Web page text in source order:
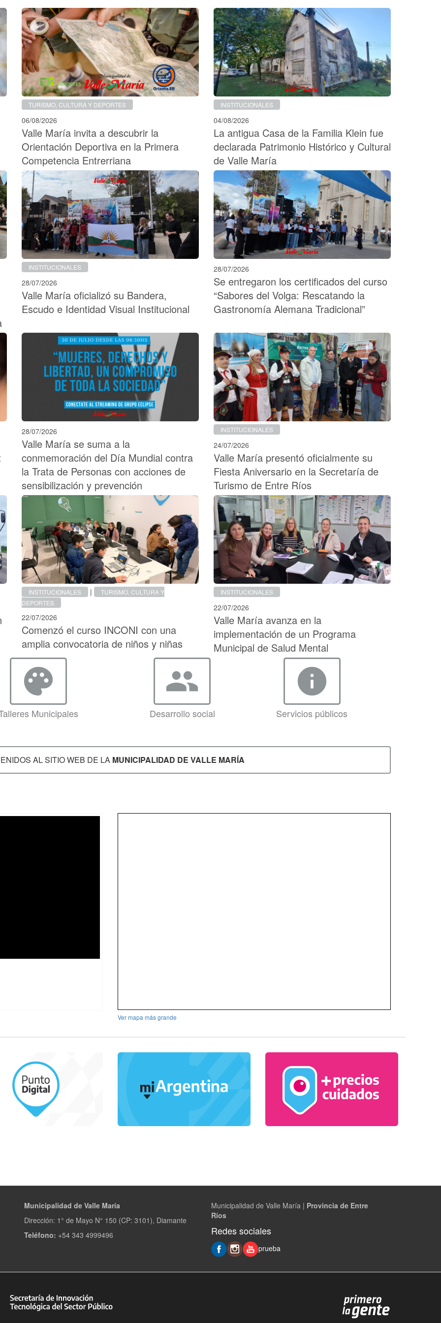
TURISMO, CULTURA Y DEPORTES
06/08/2026
Valle María invita a descubrir la
Orientación Deportiva en la Primera
Competencia Entrerriana
INSTITUCIONALES
04/08/2026
La antigua Casa de la Familia Klein fue
declarada Patrimonio Histórico y Cultural
de Valle María
INSTITUCIONALES
28/07/2026
Valle María oficializó su Bandera,
Escudo e Identidad Visual Institucional
28/07/2026
Se entregaron los certificados del curso
“Sabores del Volga: Rescatando la
Gastronomía Alemana Tradicional”
28/07/2026
Valle María se suma a la
conmemoración del Día Mundial contra
la Trata de Personas con acciones de
sensibilización y prevención
INSTITUCIONALES
24/07/2026
Valle María presentó oficialmente su
Fiesta Aniversario en la Secretaría de
Turismo de Entre Ríos
INSTITUCIONALES |
TURISMO, CULTURA Y
DEPORTES
22/07/2026
Comenzó el curso INCONI con una
amplia convocatoria de niños y niñas
INSTITUCIONALES
22/07/2026
Valle María avanza en la
implementación de un Programa
Municipal de Salud Mental
palette
Municipales
group
Desarrollo social
info
Servicios públicos
AL SITIO WEB DE LA MUNICIPALIDAD DE VALLE MARÍA
Ver mapa más grande
Municipalidad de Valle María
Dirección: 1° de Mayo N° 150 (CP: 3101), Diamante
Teléfono: +54 343 4999496
Municipalidad de Valle María | Provincia de Entre
Ríos
Redes sociales
prueba